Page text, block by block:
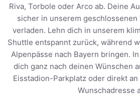
Riva, Torbole oder Arco ab. Deine
sicher in unserem
verladen. Lehn dich in unserem
Shuttle entspannt zurück, während
Alpenpässe nach Bayern bringen.
dich ganz nach deinen Wünschen
Eisstadion-Parkplatz oder direkt
Wunschadresse